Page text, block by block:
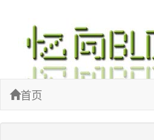
首页